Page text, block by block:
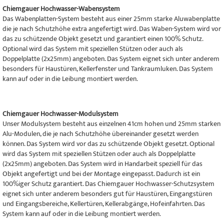
Chiemgauer Hochwasser-Wabensystem
Das Wabenplatten-System besteht aus einer 25mm starke Aluwabenplatte
die je nach Schutzhöhe extra angefertigt wird. Das Waben-System wird vor
das zu schützende Objekt gesetzt und garantiert einen 100% Schutz.
Optional wird das System mit speziellen Stützen oder auch als
Doppelplatte (2x25mm) angeboten. Das System eignet sich unter anderem
besonders für Haustüren, Kellerfenster und Tankraumluken. Das System
kann auf oder in die Leibung montiert werden.
Chiemgauer Hochwasser-Modulsystem
Unser Modulsystem besteht aus einzelnen 41cm hohen und 25mm starken
Alu-Modulen, die je nach Schutzhöhe übereinander gesetzt werden
können. Das System wird vor das zu schützende Objekt gesetzt. Optional
wird das System mit speziellen Stützen oder auch als Doppelplatte
(2x25mm) angeboten. Das System wird in Handarbeit speziell für das
Objekt angefertigt und bei der Montage eingepasst. Dadurch ist ein
100%iger Schutz garantiert. Das Chiemgauer Hochwasser-Schutzsystem
eignet sich unter anderem besonders gut für Haustüren, Eingangstüren
und Eingangsbereiche, Kellertüren, Kellerabgänge, Hofeinfahrten. Das
System kann auf oder in die Leibung montiert werden.